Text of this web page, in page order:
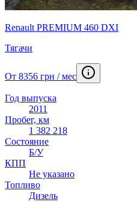
Renault PREMIUM 460 DXI
Тягачи
От 8356 грн / мес
Год выпуска
2011
Пробег, км
1 382 218
Состояние
Б/У
КПП
Не указано
Топливо
Дизель